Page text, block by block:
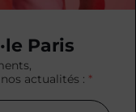
Paris
actualités :